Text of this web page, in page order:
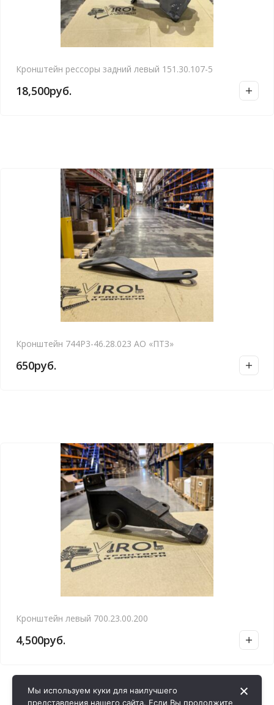
Кронштейн рессоры задний левый 151.30.107-5
18,500руб.
Кронштейн 744Р3-46.28.023 АО «ПТЗ»
650руб.
Кронштейн левый 700.23.00.200
4,500руб.
Мы используем куки для наилучшего
представления нашего сайта. Если Вы продолжите